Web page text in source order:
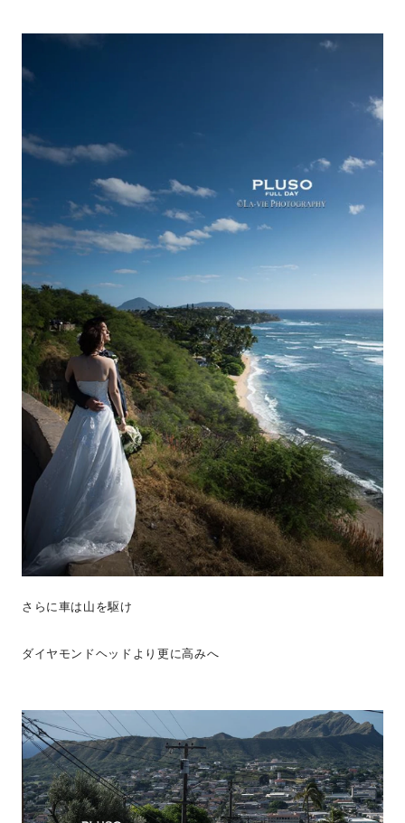
さらに車は山を駆け
ダイヤモンドヘッドより更に高みへ